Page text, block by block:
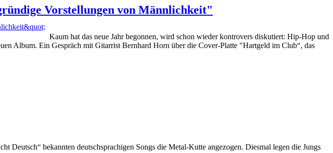
Vorstellungen von Männlichkeit"
Kaum hat das neue Jahr begonnen, wird schon wieder kontrovers diskutiert: Hip-Hop und
Album. Ein Gespräch mit Gitarrist Bernhard Horn über die Cover-Platte "Hartgeld im Club“, das
Deutsch“ bekannten deutschsprachigen Songs die Metal-Kutte angezogen. Diesmal legen die Jungs